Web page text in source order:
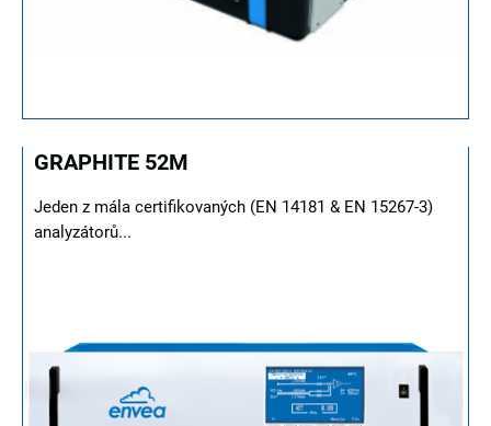
GRAPHITE 52M
Jeden z mála certifikovaných (EN 14181 & EN 15267-3)
analyzátorů...